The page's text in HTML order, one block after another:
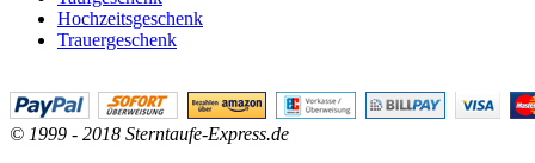
Hochzeitsgeschenk
Trauergeschenk
© 1999 - 2018 Sterntaufe-Express.de